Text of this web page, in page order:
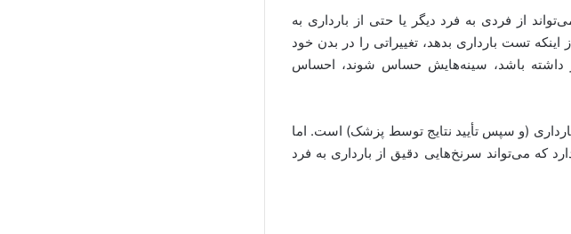
از فردی به فرد دیگر یا حتی از بارداری به
تست بارداری بدهد، تغییراتی را در بدن خود
داشته باشد، سینه‌هایش حساس شوند، احساس
بارداری (و سپس تأیید نتایج توسط پزشک) است. اما
که می‌تواند سرنخ‌هایی دقیق از بارداری به فرد